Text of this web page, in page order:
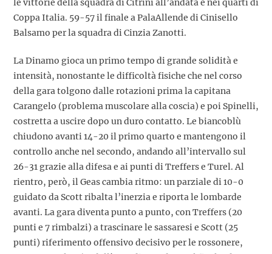
le vittorie della squadra di Citrini all’andata e nei quarti di
Coppa Italia. 59-57 il finale a PalaAllende di Cinisello
Balsamo per la squadra di Cinzia Zanotti.
La Dinamo gioca un primo tempo di grande solidità e
intensità, nonostante le difficoltà fisiche che nel corso
della gara tolgono dalle rotazioni prima la capitana
Carangelo (problema muscolare alla coscia) e poi Spinelli,
costretta a uscire dopo un duro contatto. Le biancoblù
chiudono avanti 14-20 il primo quarto e mantengono il
controllo anche nel secondo, andando all’intervallo sul
26-31 grazie alla difesa e ai punti di Treffers e Turel. Al
rientro, però, il Geas cambia ritmo: un parziale di 10-0
guidato da Scott ribalta l’inerzia e riporta le lombarde
avanti. La gara diventa punto a punto, con Treffers (20
punti e 7 rimbalzi) a trascinare le sassaresi e Scott (25
punti) riferimento offensivo decisivo per le rossonere,